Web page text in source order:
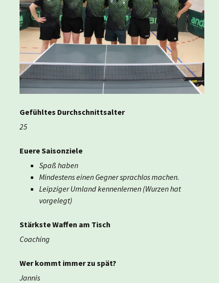
Gefühltes Durchschnittsalter
25
Euere Saisonziele
Spaß haben
Mindestens einen Gegner sprachlos machen.
Leipziger Umland kennenlernen (Wurzen hat
vorgelegt)
Stärkste Waffen am Tisch
Coaching
Wer kommt immer zu spät?
Jannis